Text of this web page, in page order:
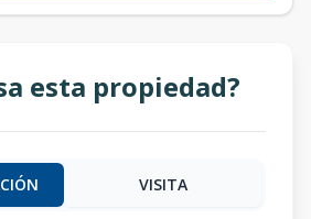
esta propiedad?
VISITA